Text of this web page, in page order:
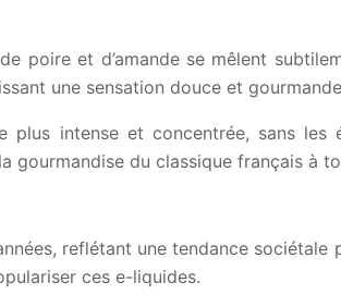
poire et d’amande se mêlent
une sensation douce et
plus intense et concentrée, sans
gourmandise du classique français à
reflétant une tendance
ces e-liquides.